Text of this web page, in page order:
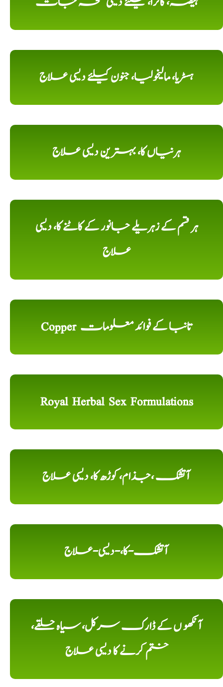
ہسٹریا، مالیخولیا، جنون کیلئے دیسی علاج
ہرنیاں کا، بہترین دیسی علاج
ہر قسم کے زہریلے جانور کے کاٹنے کا، دیسی
علاج
Copper تانبا کے فوائد معلومات
Royal Herbal Sex Formulations
آتشک ،جذام، کوڑھ کا، دیسی علاج
آتشک-کا،-دیسی-علاج
آنکھو ں کے ڈارک سرکل، سیاہ حلقے،
ختم کرنے کا دیسی علاج